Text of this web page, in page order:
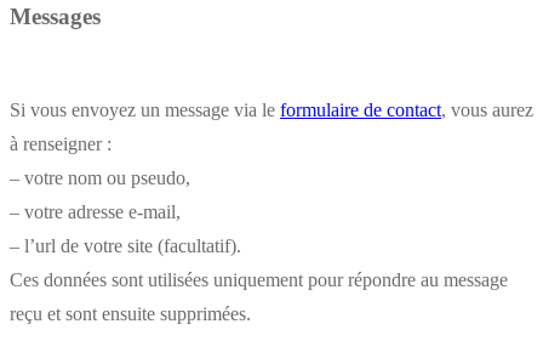
Messages
Si vous envoyez un message via le formulaire de contact, vous aurez
à renseigner :
– votre nom ou pseudo,
– votre adresse e-mail,
– l’url de votre site (facultatif).
Ces données sont utilisées uniquement pour répondre au message
reçu et sont ensuite supprimées.